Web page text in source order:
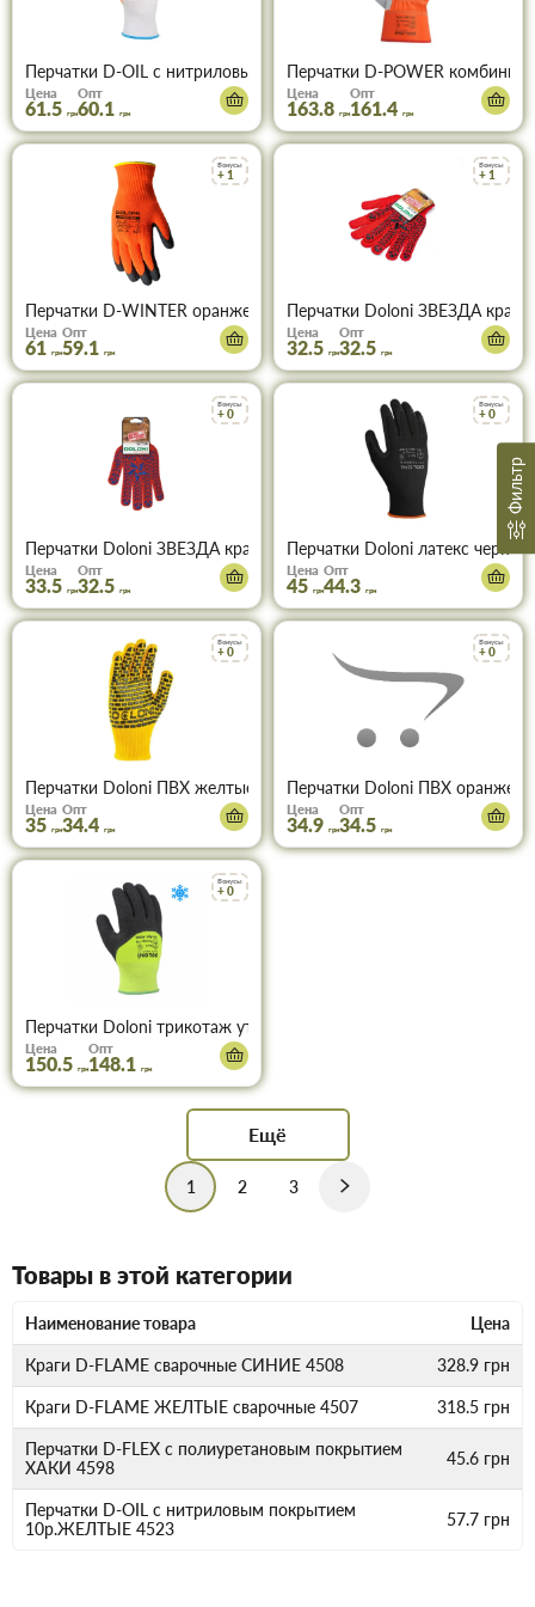
Перчатки D-OIL с нитриловым покрытием ОРАНЖЕВО-
Цена
61.5 грн
Опт
60.1 грн
Перчатки D-POWER
Цена
163.8 грн
Опт
161.4 грн
Бонусы
+ 1
Перчатки D-WINTER
Цена
61 грн
Опт
59.1 грн
Бонусы
+ 1
Перчатки Doloni ЗВЕЗДА
Цена
32.5 грн
Опт
32.5 грн
Бонусы
+ 0
Перчатки Doloni ЗВЕЗДА красная (5640) 12 размер
Цена
33.5 грн
Опт
32.5 грн
Бонусы
+ 0
Перчатки Doloni латекс
Цена
45 грн
Опт
44.3 грн
Бонусы
+ 0
Перчатки Doloni ПВХ желтые Строитель (4078)
Цена
35 грн
Опт
34.4 грн
Бонусы
+ 0
Перчатки Doloni ПВХ
Цена
34.9 грн
Опт
34.5 грн
Бонусы
+ 0
Перчатки Doloni трикотаж утепленные с латекс покрытием 3/4
Цена
150.5 грн
Опт
148.1 грн
Ещё
1 2 3
Фильтр
Товары в этой категории
Наименование товара Цена
Краги D-FLAME сварочные СИНИЕ 4508 328.9 грн
Краги D-FLAME ЖЕЛТЫЕ сварочные 4507 318.5 грн
Перчатки D-FLEX с полиуретановым покрытием
ХАКИ 4598
45.6 грн
Перчатки D-OIL с нитриловым покрытием
10р.ЖЕЛТЫЕ 4523
57.7 грн